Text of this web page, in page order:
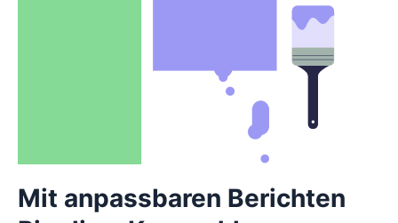
Mit anpassbaren Berichten